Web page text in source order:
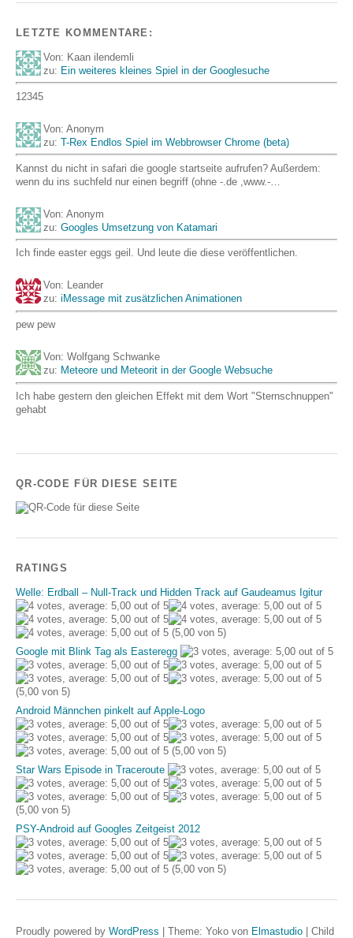
LETZTE KOMMENTARE:
Von: Kaan ilendemli
zu: Ein weiteres kleines Spiel in der Googlesuche
12345
Von: Anonym
zu: T-Rex Endlos Spiel im Webbrowser Chrome (beta)
Kannst du nicht in safari die google startseite aufrufen? Außerdem:
wenn du ins suchfeld nur einen begriff (ohne -.de ,www.-…
Von: Anonym
zu: Googles Umsetzung von Katamari
Ich finde easter eggs geil. Und leute die diese veröffentlichen.
Von: Leander
zu: iMessage mit zusätzlichen Animationen
pew pew
Von: Wolfgang Schwanke
zu: Meteore und Meteorit in der Google Websuche
Ich habe gestern den gleichen Effekt mit dem Wort "Sternschnuppen"
gehabt
QR-CODE FÜR DIESE SEITE
RATINGS
Welle: Erdball – Null-Track und Hidden Track auf Gaudeamus Igitur
(5,00 von 5)
Google mit Blink Tag als Easteregg
(5,00 von 5)
Android Männchen pinkelt auf Apple-Logo
(5,00 von 5)
Star Wars Episode in Traceroute
(5,00 von 5)
PSY-Android auf Googles Zeitgeist 2012
(5,00 von 5)
Proudly powered by WordPress Theme: Yoko von Elmastudio Child